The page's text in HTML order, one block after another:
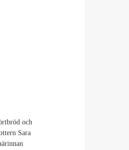
och
Sara